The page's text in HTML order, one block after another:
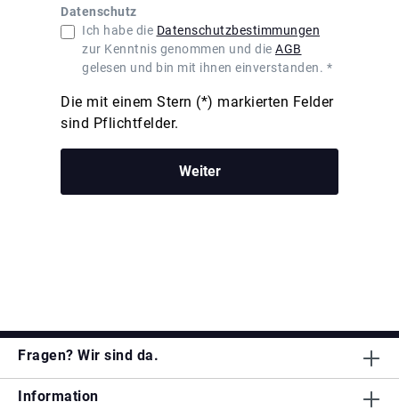
Datenschutz
Ich habe die Datenschutzbestimmungen
zur Kenntnis genommen und die AGB
gelesen und bin mit ihnen einverstanden. *
Die mit einem Stern (*) markierten Felder
sind Pflichtfelder.
Weiter
Fragen? Wir sind da.
Information